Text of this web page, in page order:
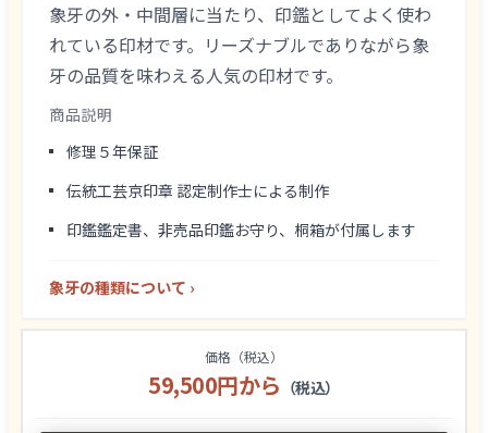
象牙の外・中間層に当たり、印鑑としてよく使わ
れている印材です。リーズナブルでありながら象
牙の品質を味わえる人気の印材です。
商品説明
修理５年保証
伝統工芸京印章 認定制作士による制作
印鑑鑑定書、非売品印鑑お守り、桐箱が付属します
象牙の種類について ›
価格（税込）
59,500円から （税込）